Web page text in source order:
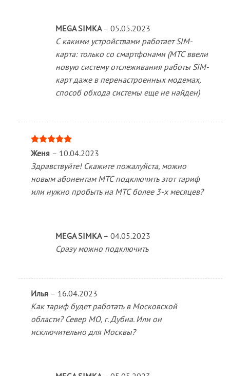
MEGA SIMKA – 05.05.2023
С какими устройствами работает SIM-
карта: только со смартфонами (МТС ввели
новую систему отслеживания работы SIM-
карт даже в перенастроенных модемах,
способ обхода системы еще не найден)
Оценка5
Женя – 10.04.2023
Здравствуйте! Скажите пожалуйста, можно
новым абонентам МТС подключить этот тариф
или нужно пробыть на МТС более 3-х месяцев?
MEGA SIMKA – 04.05.2023
Сразу можно подключить
Илья – 16.04.2023
Как тариф будет работать в Московской
области? Север МО, г. Дубна. Или он
исключительно для Москвы?